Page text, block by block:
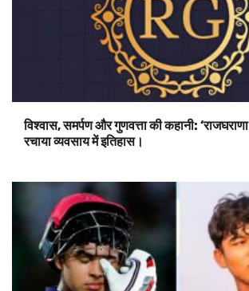
विश्वास, समर्पण और गुणवत्ता की कहानी:
रचाया व्यवसाय में इतिहास।